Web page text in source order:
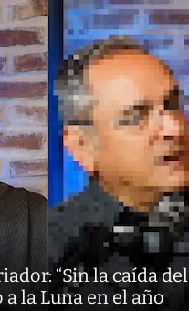
“Sin la caída del
la Luna en el año